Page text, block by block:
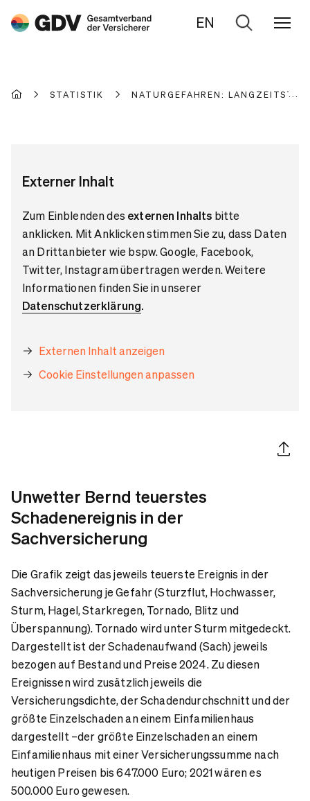
EN
Zur
STATISTIK NATURGEFAHREN:
Externer Inhalt
Zum Einblenden des externen Inhalts bitte
anklicken. Mit Anklicken stimmen Sie zu, dass Daten
an Drittanbieter wie bspw. Google, Facebook,
Twitter, Instagram übertragen werden. Weitere
Informationen finden Sie in unserer
Datenschutzerklärung.
Externen Inhalt anzeigen
Cookie Einstellungen anpassen
Artikel
Unwetter Bernd teuerstes
Schadenereignis in der
Sachversicherung
Die Grafik zeigt das jeweils teuerste Ereignis in der
Sachversicherung je Gefahr (Sturzflut, Hochwasser,
Sturm, Hagel, Starkregen, Tornado, Blitz und
Überspannung). Tornado wird unter Sturm mitgedeckt.
Dargestellt ist der Schadenaufwand (Sach) jeweils
bezogen auf Bestand und Preise 2024. Zu diesen
Ereignissen wird zusätzlich jeweils die
Versicherungsdichte, der Schadendurchschnitt und der
größte Einzelschaden an einem Einfamilienhaus
dargestellt –der größte Einzelschaden an einem
Einfamilienhaus mit einer Versicherungssumme nach
heutigen Preisen bis 647.000 Euro; 2021 wären es
500.000 Euro gewesen.